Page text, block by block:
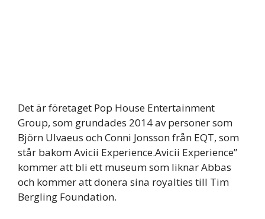
Det är företaget Pop House Entertainment
Group, som grundades 2014 av personer som
Björn Ulvaeus och Conni Jonsson från EQT, som
står bakom Avicii Experience.Avicii Experience”
kommer att bli ett museum som liknar Abbas
och kommer att donera sina royalties till Tim
Bergling Foundation.